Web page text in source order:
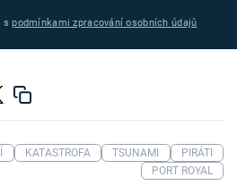
spodmínkami zpracování osobních údajů
KATASTROFA TSUNAMI
PIRÁTI
PORT ROYAL